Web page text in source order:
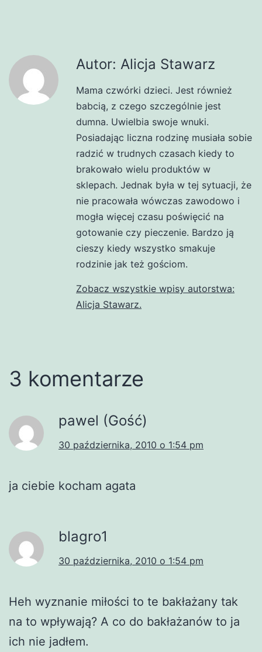
Autor: Alicja Stawarz
Mama czwórki dzieci. Jest również
babcią, z czego szczególnie jest
dumna. Uwielbia swoje wnuki.
Posiadając liczna rodzinę musiała sobie
radzić w trudnych czasach kiedy to
brakowało wielu produktów w
sklepach. Jednak była w tej sytuacji, że
nie pracowała wówczas zawodowo i
mogła więcej czasu poświęcić na
gotowanie czy pieczenie. Bardzo ją
cieszy kiedy wszystko smakuje
rodzinie jak też gościom.
Zobacz wszystkie wpisy autorstwa:
Alicja Stawarz.
3 komentarze
pawel (Gość)
30 października, 2010 o 1:54 pm
ja ciebie kocham agata
blagro1
30 października, 2010 o 1:54 pm
Heh wyznanie miłości to te bakłażany tak
na to wpływają? A co do bakłażanów to ja
ich nie jadłem.